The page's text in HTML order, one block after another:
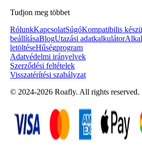
Tudjon meg többet
RólunkKapcsolatSúgóKompatibilis
beállításaBlogUtazási adatkalkulátor
letöltéseHűségprogram
Adatvédelmi irányelvek
Szerződési feltételek
Visszatérítési szabályzat
© 2024-2026 Roafly. All rights reserved.